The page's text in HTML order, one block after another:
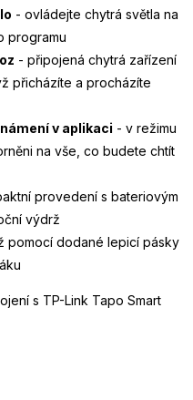
- ovládejte chytrá světla na
programu
- připojená chytrá zařízení
přicházíte a procházíte
v aplikaci - v režimu
na vše, co budete chtít
provedení s bateriovým
výdrž
pomocí dodané lepicí pásky
s TP-Link Tapo Smart